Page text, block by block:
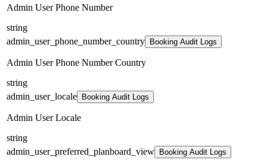
Admin User Phone Number
string
admin_user_phone_number_country
Booking Audit Logs
Admin User Phone Number Country
string
admin_user_locale
Booking Audit Logs
Admin User Locale
string
admin_user_preferred_planboard_view
Booking Audit Logs